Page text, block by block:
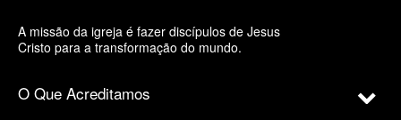
A missão da igreja é fazer discípulos de Jesus
Cristo para a transformação do mundo.
O Que Acreditamos